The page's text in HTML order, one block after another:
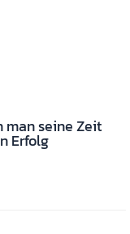
man seine Zeit
Erfolg